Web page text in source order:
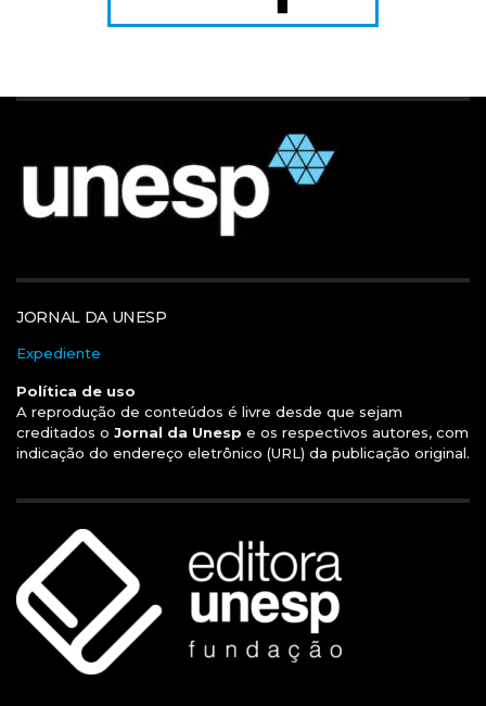
JORNAL DA UNESP
Expediente
Política de uso
A reprodução de conteúdos é livre desde que sejam
creditados o Jornal da Unesp e os respectivos autores, com
indicação do endereço eletrônico (URL) da publicação original.